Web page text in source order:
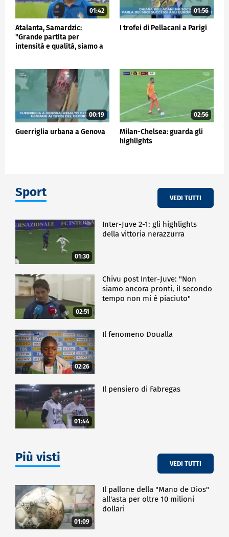
01:42
Atalanta, Samardzic:
"Grande partita per
intensità e qualità, siamo a
01:56
I trofei di Pellacani a Parigi
00:19
Guerriglia urbana a Genova
02:56
Milan-Chelsea: guarda gli
highlights
Sport VEDI TUTTI
01:30
Inter-Juve 2-1: gli highlights
della vittoria nerazzurra
02:51
Chivu post Inter-Juve: "Non
siamo ancora pronti, il secondo
tempo non mi è piaciuto"
02:26
Il fenomeno Doualla
01:44
Il pensiero di Fabregas
Più visti VEDI TUTTI
01:09
Il pallone della "Mano de Dios"
all'asta per oltre 10 milioni
dollari